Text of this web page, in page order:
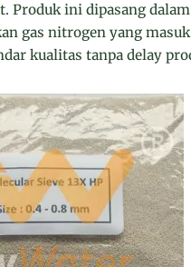
Produk ini dipasang
gas nitrogen yang
kualitas tanpa delay